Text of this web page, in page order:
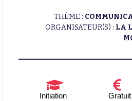
THÈME :
ORGANISATEUR(S) : LA
Initiation Gratuit